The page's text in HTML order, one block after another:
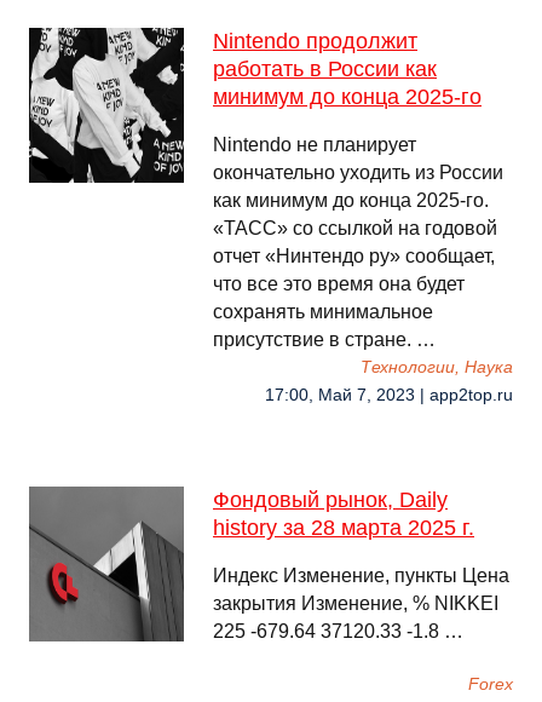
Nintendo продолжит
работать в России как
минимум до конца 2025-го
Nintendo не планирует
окончательно уходить из России
как минимум до конца 2025-го.
«ТАСС» со ссылкой на годовой
отчет «Нинтендо ру» сообщает,
что все это время она будет
сохранять минимальное
присутствие в стране. …
Технологии, Наука
17:00, Май 7, 2023 | app2top.ru
Фондовый рынок, Daily
history за 28 марта 2025 г.
Индекс Изменение, пункты Цена
закрытия Изменение, % NIKKEI
225 -679.64 37120.33 -1.8 …
Forex